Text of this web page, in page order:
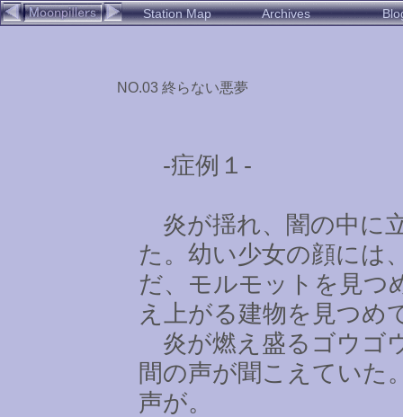
Station Map Archives
NO.03 終らない悪夢
-症例１-
炎が揺れ、闇の中に
た。幼い少女の顔には
だ、モルモットを見つ
え上がる建物を見つめ
炎が燃え盛るゴウゴ
間の声が聞こえていた
声が。